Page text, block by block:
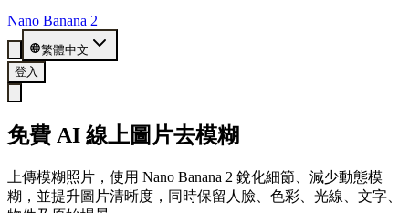
Nano Banana 2
繁體中文
登入
免費 AI 線上圖片去模糊
上傳模糊照片，使用 Nano Banana 2 銳化細節、減少動態模
糊，並提升圖片清晰度，同時保留人臉、色彩、光線、文字、